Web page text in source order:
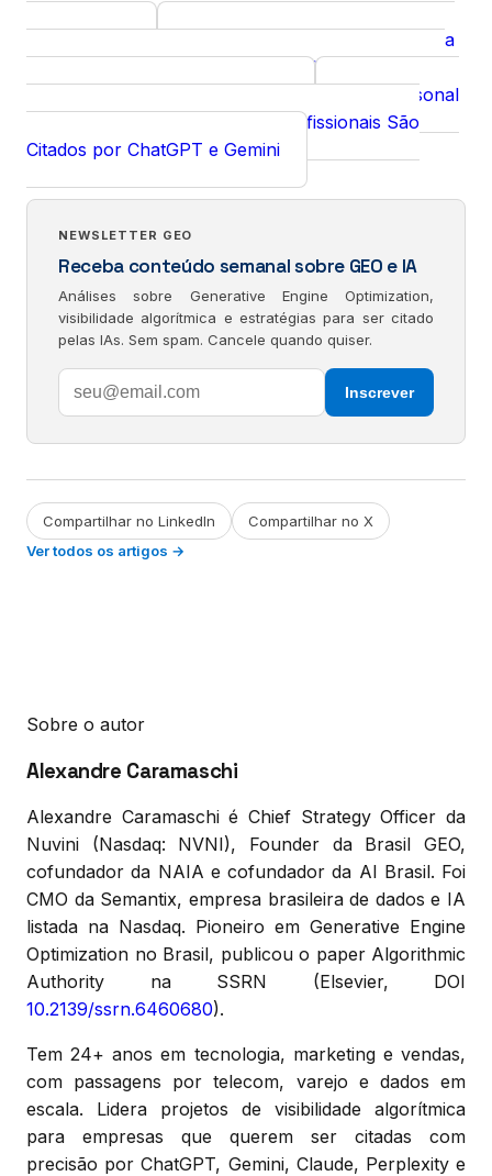
GEO: Visibilidade em IA Generativa via
O Paradoxo do LinkedIn na
Era da IA: Por Que a Maior Rede Profissional Não
Personal
Branding na Era da IA: Como Profissionais São
Citados por ChatGPT e Gemini
NEWSLETTER GEO
Receba conteúdo semanal sobre GEO e IA
Análises sobre Generative Engine Optimization,
visibilidade algorítmica e estratégias para ser citado
pelas IAs. Sem spam. Cancele quando quiser.
Inscrever
Compartilhar no LinkedIn
Compartilhar no X
Ver todos os artigos →
Sobre o autor
Alexandre Caramaschi
Alexandre Caramaschi é Chief Strategy Officer da
Nuvini (Nasdaq: NVNI), Founder da Brasil GEO,
cofundador da NAIA e cofundador da AI Brasil. Foi
CMO da Semantix, empresa brasileira de dados e IA
listada na Nasdaq. Pioneiro em Generative Engine
Optimization no Brasil, publicou o paper Algorithmic
Authority na SSRN (Elsevier, DOI
10.2139/ssrn.6460680).
Tem 24+ anos em tecnologia, marketing e vendas,
com passagens por telecom, varejo e dados em
escala. Lidera projetos de visibilidade algorítmica
para empresas que querem ser citadas com
precisão por ChatGPT, Gemini, Claude, Perplexity e